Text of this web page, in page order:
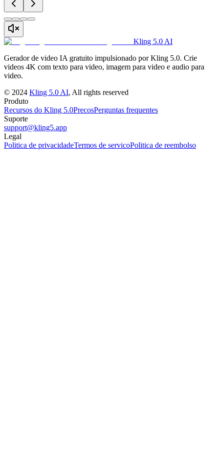
Kling 5.0 AI
Gerador de video IA gratuito impulsionado por Kling 5.0. Crie
videos 4K com texto para video, imagem para video e audio para
video.
© 2024 Kling 5.0 AI, All rights reserved
Produto
Recursos do Kling 5.0PrecosPerguntas frequentes
Suporte
support@kling5.app
Legal
Politica de privacidadeTermos de servicoPolitica de reembolso